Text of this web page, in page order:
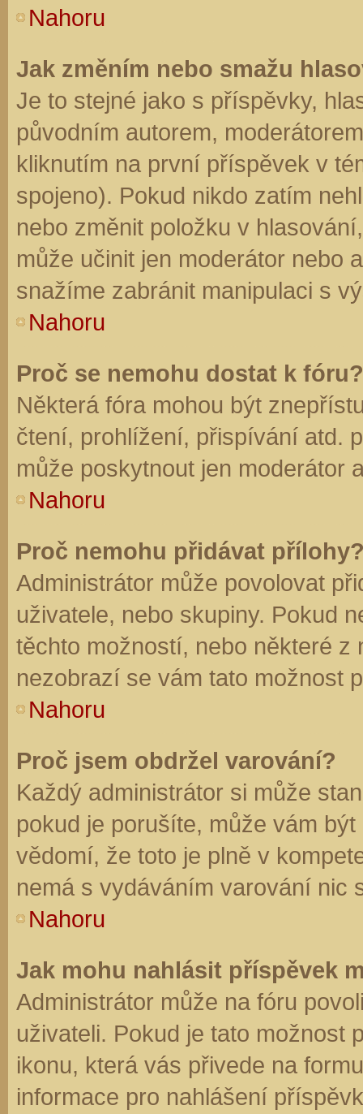
Nahoru
Jak změním nebo smažu
Je to stejné jako s příspěvky,
původním autorem,
kliknutím na první příspěvek v
spojeno). Pokud nikdo zatím
nebo změnit položku v
může učinit jen moderátor nebo
snažíme zabránit manipulaci s
Nahoru
Proč se nemohu dostat k fóru?
Některá fóra mohou být
čtení, prohlížení, přispívání atd.
může poskytnout jen moderátor
Nahoru
Proč nemohu přidávat
Administrátor může povolovat
uživatele, nebo skupiny. Pokud
těchto možností, nebo některé z
nezobrazí se vám tato možnost
Nahoru
Proč jsem obdržel varování?
Každý administrátor si může
pokud je porušíte, může vám
vědomí, že toto je plně v
nemá s vydáváním varování nic
Nahoru
Jak mohu nahlásit příspěvek
Administrátor může na fóru
uživateli. Pokud je tato možnost
ikonu, která vás přivede na
informace pro nahlášení